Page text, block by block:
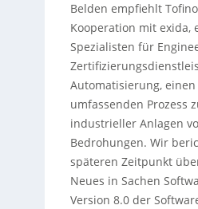
Belden empfiehlt
Kooperation mit exida,
Spezialisten für
Automatisierung,
umfassenden Prozess
industrieller Anlagen
Bedrohungen. Wir
späteren Zeitpunkt
Neues in Sachen
Version 8.0 der